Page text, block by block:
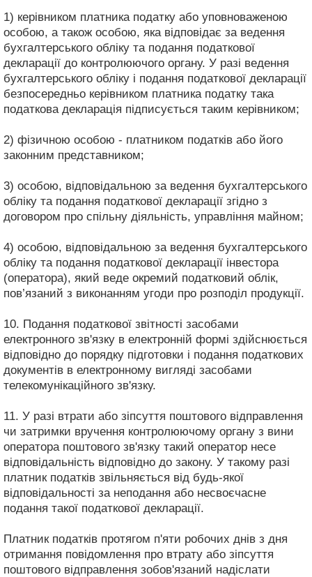
1) керівником платника податку або уповноваженою
особою, а також особою, яка відповідає за ведення
бухгалтерського обліку та подання податкової
декларації до контролюючого органу. У разі ведення
бухгалтерського обліку і подання податкової декларації
безпосередньо керівником платника податку така
податкова декларація підписується таким керівником;
2) фізичною особою - платником податків або його
законним представником;
3) особою, відповідальною за ведення бухгалтерського
обліку та подання податкової декларації згідно з
договором про спільну діяльність, управління майном;
4) особою, відповідальною за ведення бухгалтерського
обліку та подання податкової декларації інвестора
(оператора), який веде окремий податковий облік,
пов’язаний з виконанням угоди про розподіл продукції.
10. Подання податкової звітності засобами
електронного зв'язку в електронній формі здійснюється
відповідно до порядку підготовки і подання податкових
документів в електронному вигляді засобами
телекомунікаційного зв'язку.
11. У разі втрати або зіпсуття поштового відправлення
чи затримки вручення контролюючому органу з вини
оператора поштового зв'язку такий оператор несе
відповідальність відповідно до закону. У такому разі
платник податків звільняється від будь-якої
відповідальності за неподання або несвоєчасне
подання такої податкової декларації.
Платник податків протягом п'яти робочих днів з дня
отримання повідомлення про втрату або зіпсуття
поштового відправлення зобов'язаний надіслати